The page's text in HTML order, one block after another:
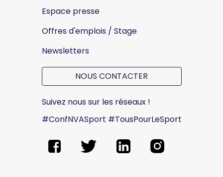
Espace presse
Offres d'emplois / Stage
Newsletters
NOUS CONTACTER
Suivez nous sur les réseaux !
#ConfNVASport #TousPourLeSport